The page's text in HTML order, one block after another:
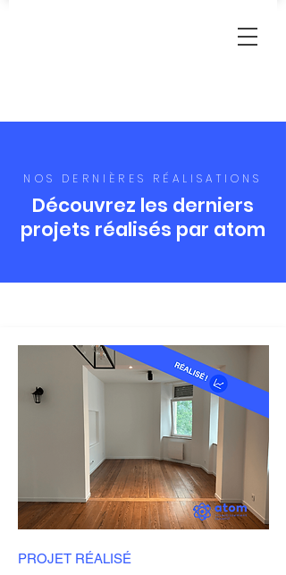
NOS DERNIÈRES RÉALISATIONS
Découvrez les derniers
projets réalisés par atom
PROJET RÉALISÉ